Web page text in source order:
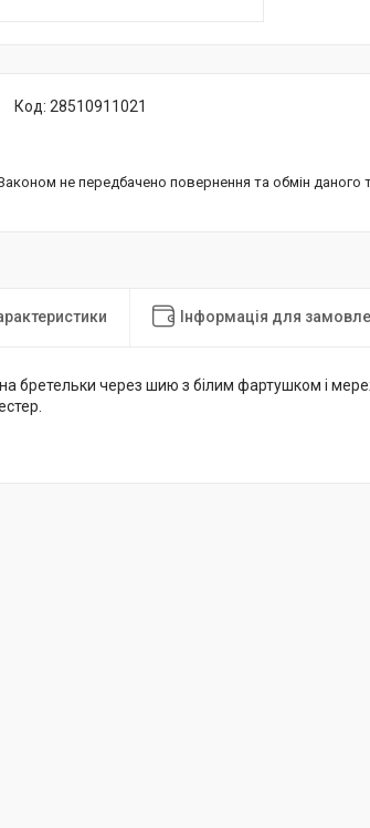
Код: 28510911021
Законом не передбачено повернення та обмін даного
Інформація для
бретельки через шию з білим фартушком і